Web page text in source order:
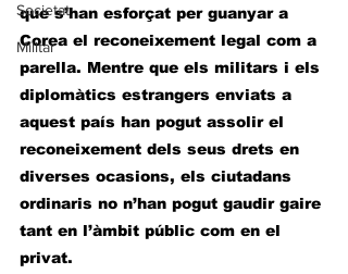
Societat
Militar
que s’han esforçat per guanyar a
Corea el reconeixement legal com a
parella. Mentre que els militars i els
diplomàtics estrangers enviats a
aquest país han pogut assolir el
reconeixement dels seus drets en
diverses ocasions, els ciutadans
ordinaris no n’han pogut gaudir gaire
tant en l’àmbit públic com en el
privat.